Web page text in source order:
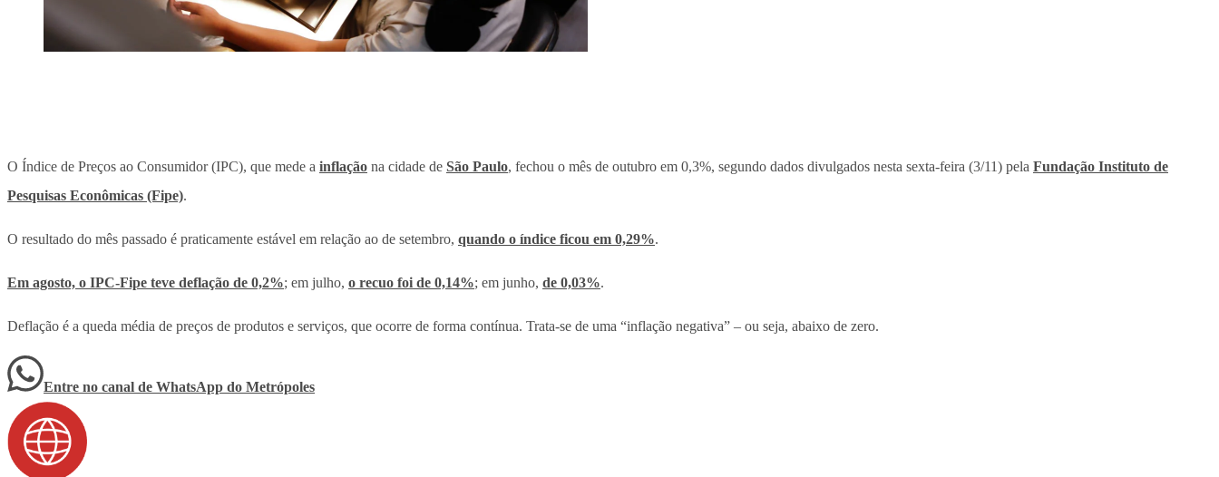
O Índice de Preços ao Consumidor (IPC), que mede a inflação na cidade de São Paulo, fechou o mês de outubro em 0,3%, segundo dados divulgados nesta sexta-feira (3/11) pela Fundação Instituto de
Pesquisas Econômicas (Fipe).
O resultado do mês passado é praticamente estável em relação ao de setembro, quando o índice ficou em 0,29%.
Em agosto, o IPC-Fipe teve deflação de 0,2%; em julho, o recuo foi de 0,14%; em junho, de 0,03%.
Deflação é a queda média de preços de produtos e serviços, que ocorre de forma contínua. Trata-se de uma “inflação negativa” – ou seja, abaixo de zero.
Entre no canal de WhatsApp do Metrópoles